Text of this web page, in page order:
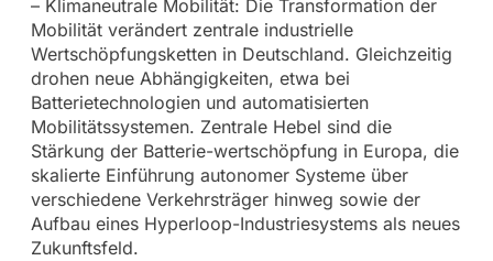
– Klimaneutrale Mobilität: Die Transformation der
Mobilität verändert zentrale industrielle
Wertschöpfungsketten in Deutschland. Gleichzeitig
drohen neue Abhängigkeiten, etwa bei
Batterietechnologien und automatisierten
Mobilitätssystemen. Zentrale Hebel sind die
Stärkung der Batterie-wertschöpfung in Europa, die
skalierte Einführung autonomer Systeme über
verschiedene Verkehrsträger hinweg sowie der
Aufbau eines Hyperloop-Industriesystems als neues
Zukunftsfeld.